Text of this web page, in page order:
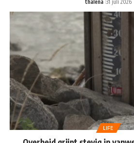
thalena 31 juli 2026
LIFE